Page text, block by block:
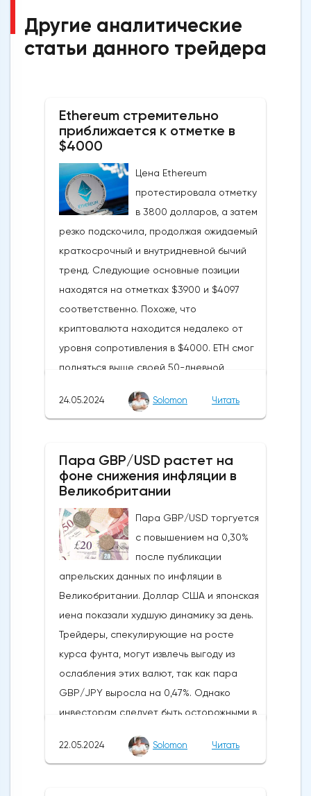
Другие аналитические
статьи данного трейдера
Ethereum стремительно
приближается к отметке в
$4000
Цена Ethereum
протестировала отметку
в 3800 долларов, а затем
резко подскочила, продолжая ожидаемый
краткосрочный и внутридневной бычий
тренд. Следующие основные позиции
находятся на отметках $3900 и $4097
соответственно. Похоже, что
криптовалюта находится недалеко от
уровня сопротивления в $4000. ETH смог
подняться выше своей 50-дневной
бычьих колебаний, которые могут развеять
криптовалюты.Курс супер-альткоина не
рос до тех пор, пока за неделю до
21Shares и ARK не утвердили спотовые ETF
на Ethereum. К счастью для Ethereum, в
понедельник, 20 мая, ожидания стали
более оптимистичными, что помогло
криптовалюте вырасти более чем на 20%.
Таким образом, Ethereum преодолел
отметку сопротивления в 3800
долларов.Осцилляторы и цена самого
Эфириума показывают, что произошло
значительное восстановление
динамической стороны монеты. Таким
образом, все эти факторы будут
поддерживать дальнейший рост
24.05.2024 Solomon Читать
Пара GBP/USD растет на
фоне снижения инфляции в
Великобритании
Пара GBP/USD торгуется
с повышением на 0,30%
после публикации
апрельских данных по инфляции в
Великобритании. Доллар США и японская
иена показали худшую динамику за день.
Трейдеры, спекулирующие на росте
курса фунта, могут извлечь выгоду из
ослабления этих валют, так как пара
GBP/JPY выросла на 0,47%. Однако
инвесторам следует быть осторожными в
связи с открытием европейского
22.05.2024 Solomon Читать